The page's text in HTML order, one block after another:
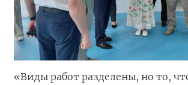
«Виды работ разделены, но то,